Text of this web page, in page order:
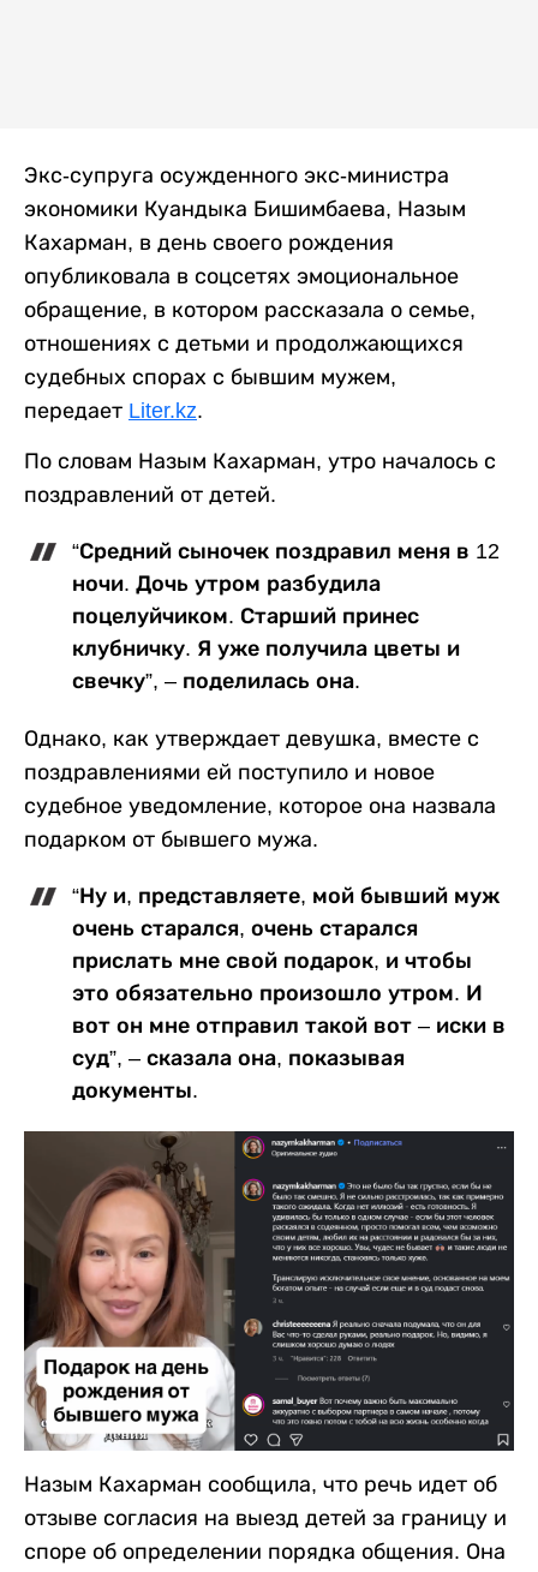
Экс-супруга осужденного экс-министра
экономики Куандыка Бишимбаева, Назым
Кахарман, в день своего рождения
опубликовала в соцсетях эмоциональное
обращение, в котором рассказала о семье,
отношениях с детьми и продолжающихся
судебных спорах с бывшим мужем,
передает Liter.kz.
По словам Назым Кахарман, утро началось с
поздравлений от детей.
“Средний сыночек поздравил меня в 12
ночи. Дочь утром разбудила
поцелуйчиком. Старший принес
клубничку. Я уже получила цветы и
свечку”, – поделилась она.
Однако, как утверждает девушка, вместе с
поздравлениями ей поступило и новое
судебное уведомление, которое она назвала
подарком от бывшего мужа.
“Ну и, представляете, мой бывший муж
очень старался, очень старался
прислать мне свой подарок, и чтобы
это обязательно произошло утром. И
вот он мне отправил такой вот – иски в
суд”, – сказала она, показывая
документы.
Назым Кахарман сообщила, что речь идет об
отзыве согласия на выезд детей за границу и
споре об определении порядка общения. Она